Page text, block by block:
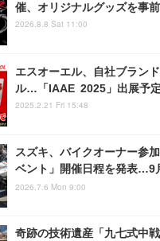
催、オリジナルグッズを事
2026.8.8 Sat 11:00
エスオーエル、自社ブラン
ル…「IAAE 2025」出展予定
2025.2.21 Fri 15:48
スズキ、バイクオーナー参
ベント」開催日程を発表…9
2026.7.6 Mon 9:00
奇跡の技術遺産「九七式中